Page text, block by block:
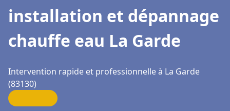
installation et dépannage
chauffe eau La Garde
Intervention rapide et professionnelle à La Garde
(83130)